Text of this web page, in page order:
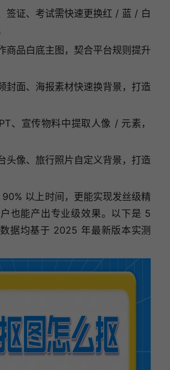
签证、考试需快速更换红 / 蓝 / 白
商品白底主图，契合平台规则提升
封面、海报素材快速换背景，打造
、宣传物料中提取人像 / 元素，
头像、旅行照片自定义背景，打造
以上时间，更能实现发丝级精
也能产出专业级效果。以下是 5
据均基于 2025 年最新版本实测